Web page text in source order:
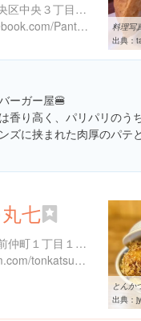
千葉県千葉市中央区中央３丁目１１-１１
https://www.facebook.com/Pantrycoyote/
出典：
ーガー屋🍔
香り高く、パリパリのう
ズに挟まれた肉厚のパテ
七
東京都江東区門前仲町１丁目１２-５
https://instagram.com/tonkatsu.07.monnaka
出典：